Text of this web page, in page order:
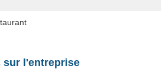
sur l'entreprise